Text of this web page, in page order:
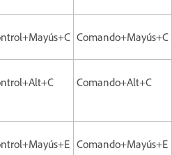
Comando+Mayús+C
Comando+Alt+C
Comando+Mayús+E